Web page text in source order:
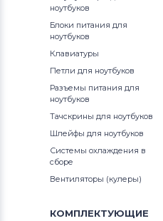
Pavilion 17-e Series
Pavilion 17-g Series
Pavilion dm1 Series
Pavilion dm3 Series
Pavilion dm4 Series
ноутбуков
Блоки питания для
ноутбуков
Клавиатуры
Петли для ноутбуков
Разъемы питания для
ноутбуков
Тачскрины для ноутбуков
Шлейфы для ноутбуков
Системы охлаждения в
сборе
Вентиляторы (кулеры)
КОМПЛЕКТУЮЩИЕ